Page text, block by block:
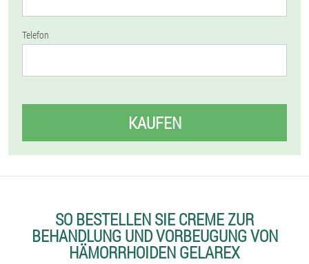
Telefon
KAUFEN
SO BESTELLEN SIE CREME ZUR
BEHANDLUNG UND VORBEUGUNG VON
HÄMORRHOIDEN GELAREX